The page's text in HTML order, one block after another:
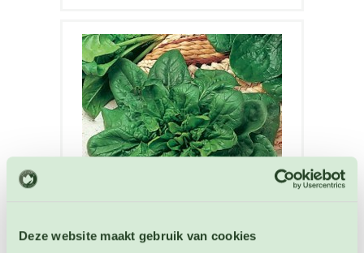
Deze website maakt gebruik van cookies